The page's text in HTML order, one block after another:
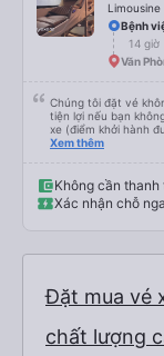
Bệnh
14 giờ
Văn
Chúng tôi đặt vé
tiện lợi nếu bạn
xe (điểm khởi hành
Chúng tôi cũng
ấm hoặc áo khoác
cũ, nhưng vẫn có
vệ sinh. Mọi thứ khá
chọn công ty này và
Xem thêm
Không cần thanh
Xác nhận chỗ
Đặt mua vé
chất lượng